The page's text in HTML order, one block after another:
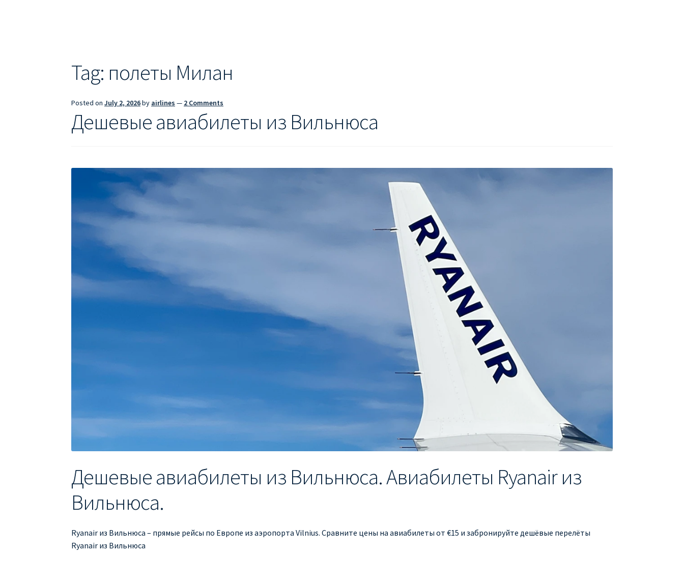
Информация по бронированию билетов Ryanair
ПРАВИЛА РЕГИСТРАЦИИПРИЛОЖЕНИЕ RYANAIR НА РУССКОМ
РЕГИСТРАЦИЯ НА РЕЙС RYANAIR
Tag: полеты Милан
Posted onJuly 2, 2026by airlines — 2 Comments
Дешевые авиабилеты из Вильнюса
Дешевые авиабилеты из Вильнюса. Авиабилеты Ryanair из
Вильнюса.
Ryanair из Вильнюса – прямые рейсы по Европе из аэропорта Vilnius. Сравните цены на авиабилеты от €15 и забронируйте дешёвые перелёты
Ryanair из Вильнюса